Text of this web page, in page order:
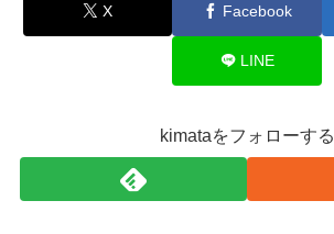
X Facebook
LINE
kimataをフォローする